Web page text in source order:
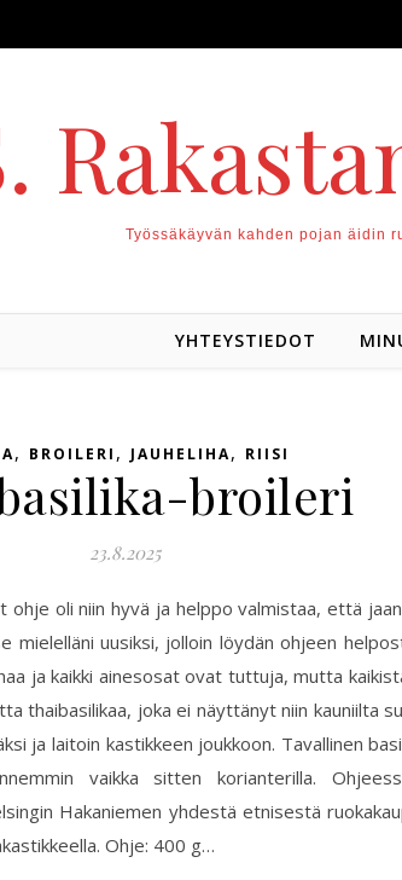
Työssäkäyvän kahden pojan äidin
YHTEYSTIEDOT
, BROILERI , JAUHELIHA, RIISI
broileri
23.8.2025
oli niin hyvä ja helppo valmistaa, että
mielelläni uusiksi, jolloin löydän ohjeen
ja kaikki ainesosat ovat tuttuja, mutta
thaibasilikaa, joka ei näyttänyt niin kauniilta
ja laitoin kastikkeen joukkoon. Tavallinen
vaikka sitten korianterilla.
Hakaniemen yhdestä etnisestä
Ohje: 400 g…